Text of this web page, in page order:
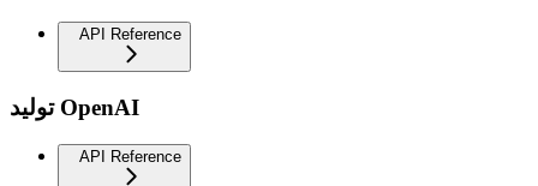
API Reference
توليد OpenAI
API Reference